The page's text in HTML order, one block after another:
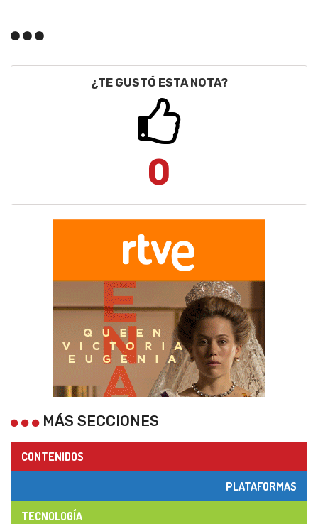
¿TE GUSTÓ ESTA NOTA?
0
MÁS SECCIONES
CONTENIDOS
PLATAFORMAS
TECNOLOGÍA